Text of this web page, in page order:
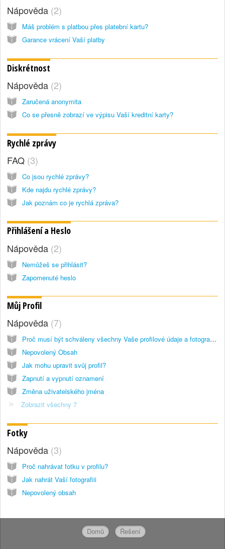
Nápověda 2
Máš problém s platbou přes platební kartu?
Garance vrácení Vaší platby
Diskrétnost
Nápověda 2
Zaručená anonymita
Co se přesně zobrazí ve výpisu Vaší kreditní karty?
Rychlé zprávy
FAQ 3
Co jsou rychlé zprávy?
Kde najdu rychlé zprávy?
Jak poznám co je rychlá zpráva?
Přihlášení a Heslo
Nápověda 2
Nemůžeš se přihlásit?
Zapomenuté heslo
Můj Profil
Nápověda 7
Proč musí být schváleny všechny Vaše profilové údaje a fotografie a jak dlouho to trvá?
Nepovolený Obsah
Jak mohu upravit svůj profil?
Zapnutí a vypnutí oznamení
Změna uživatelského jména
Zobrazit všechny 7
Fotky
Nápověda 3
Proč nahrávat fotku v profilu?
Jak nahrát Vaší fotografiii
Nepovolený obsah
Domů Řešení